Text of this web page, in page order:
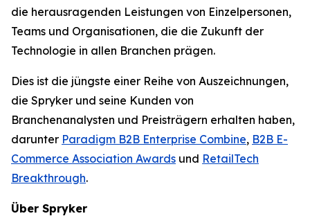
die herausragenden Leistungen von Einzelpersonen,
Teams und Organisationen, die die Zukunft der
Technologie in allen Branchen prägen.
Dies ist die jüngste einer Reihe von Auszeichnungen,
die Spryker und seine Kunden von
Branchenanalysten und Preisträgern erhalten haben,
darunter Paradigm B2B Enterprise Combine, B2B E-
Commerce Association Awards und RetailTech
Breakthrough.
Über Spryker